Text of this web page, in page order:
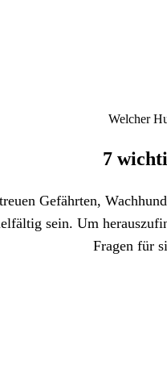
Welcher
7
Gefährten,
sein. Um
Fragen für